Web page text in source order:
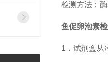
检测方法：
鱼促卵泡素
1．试剂盒从